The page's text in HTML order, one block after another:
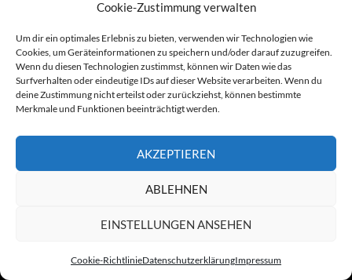
Cookie-Zustimmung verwalten
Um dir ein optimales Erlebnis zu bieten, verwenden wir Technologien wie
Cookies, um Geräteinformationen zu speichern und/oder darauf zuzugreifen.
Wenn du diesen Technologien zustimmst, können wir Daten wie das
Surfverhalten oder eindeutige IDs auf dieser Website verarbeiten. Wenn du
deine Zustimmung nicht erteilst oder zurückziehst, können bestimmte
Merkmale und Funktionen beeinträchtigt werden.
AKZEPTIEREN
ABLEHNEN
EINSTELLUNGEN ANSEHEN
Cookie-RichtlinieDatenschutzerklärungImpressum
Streaming-, Filesharing-, Hosting-, Uploading…
Zeitschriften, Magazine und Pressevertriebe
Sonstige Gruppen und Konstrukte
Adblock Plus-Werbenetzwerk
Die Guerillaz
Gebrüder Pass
Kash-Capital Group
SILWA Gruppe